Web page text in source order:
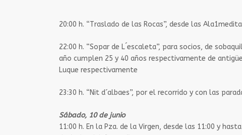
20:00 h.​ “Traslado de las Rocas”, desde las
22:00 h.​ “Sopar de L´escaleta”, para socios, de
año cumplen 25 y 40 años respectivamente de
Luque respectivamente
23:30 h.​ “Nit d´albaes”, por el recorrido y con las
Sábado, 10 de junio
11:00 h. ​En la Pza. de la Virgen, desde las 11:00 y